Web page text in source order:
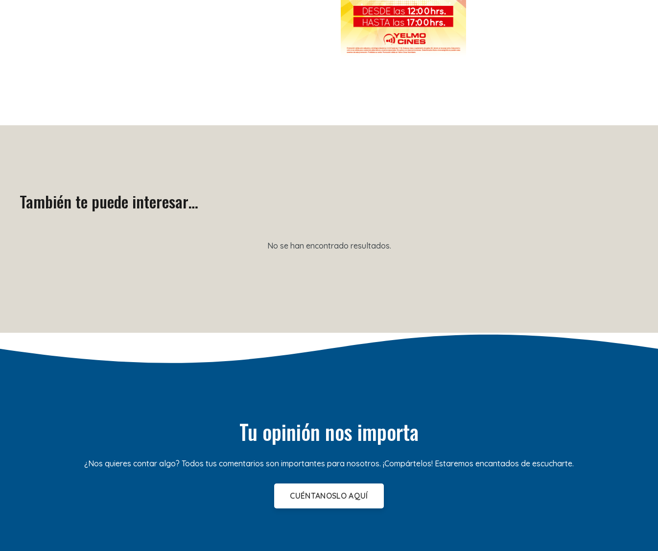
También te puede interesar…
No se han encontrado resultados.
Tu opinión nos importa
¿Nos quieres contar algo? Todos tus comentarios son importantes para nosotros. ¡Compártelos! Estaremos encantados de escucharte.
CUÉNTANOSLO AQUÍ